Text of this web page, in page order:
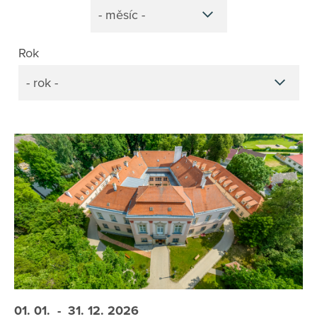
Rok
- rok -
- měsíc -
01. 01. - 31. 12. 2026